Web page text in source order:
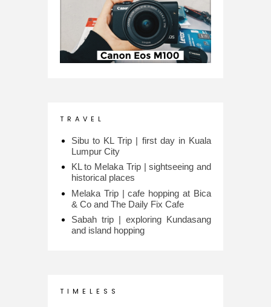
T R A V E L
Sibu to KL Trip | first day in Kuala
Lumpur City
KL to Melaka Trip | sightseeing and
historical places
Melaka Trip | cafe hopping at Bica
& Co and The Daily Fix Cafe
Sabah trip | exploring Kundasang
and island hopping
T I M E L E S S